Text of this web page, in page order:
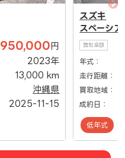
950,000 円
2023年
13,000 km
沖縄県
2025-11-15
スズキ
スペーシア
買取金額
年式：
走行距離：
買取地域：
成約日：
低年式